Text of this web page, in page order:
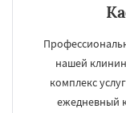
нашей
комплекс
ежедневный